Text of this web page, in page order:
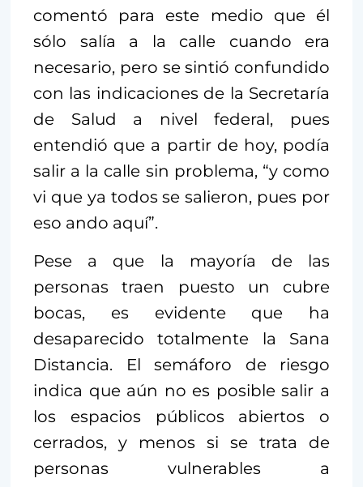
comentó para este medio que él
sólo salía a la calle cuando era
necesario, pero se sintió confundido
con las indicaciones de la Secretaría
de Salud a nivel federal, pues
entendió que a partir de hoy, podía
salir a la calle sin problema, “y como
vi que ya todos se salieron, pues por
eso ando aquí”.
Pese a que la mayoría de las
personas traen puesto un cubre
bocas, es evidente que ha
desaparecido totalmente la Sana
Distancia. El semáforo de riesgo
indica que aún no es posible salir a
los espacios públicos abiertos o
cerrados, y menos si se trata de
personas vulnerables a